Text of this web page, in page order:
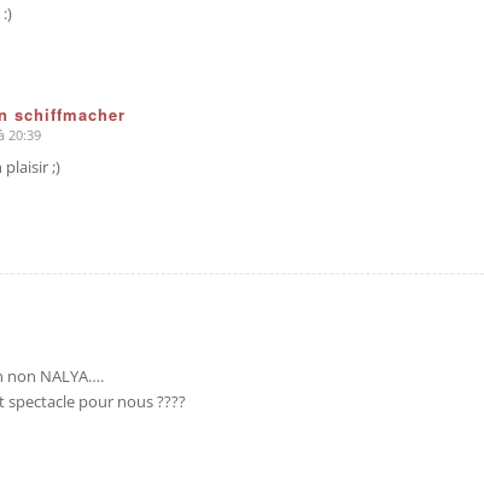
schiffmacher
20:39
plaisir ;)
non NALYA….
pour nous ????